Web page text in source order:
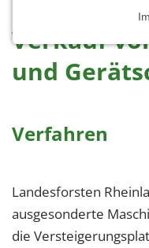
Verkauf
und
Verfahren
Landesforsten
ausgesonderte
die